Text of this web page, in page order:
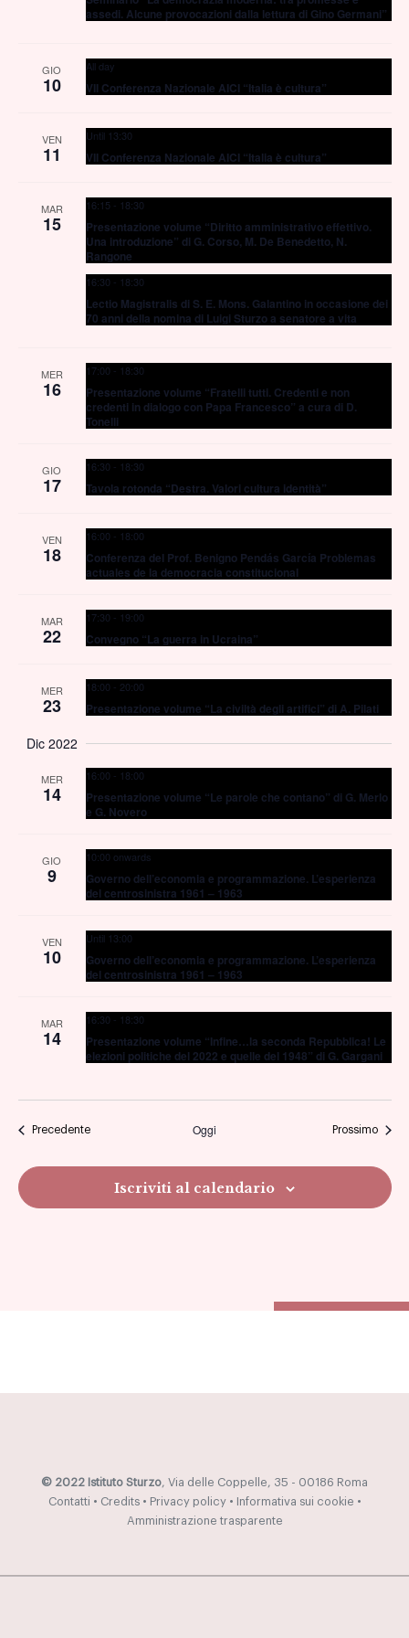
assedi. Alcune provocazioni dalla lettura di Gino Germani”
GIO
10
All day
VII Conferenza Nazionale AICI “Italia è cultura”
VEN
11
Until 13:30
VII Conferenza Nazionale AICI “Italia è cultura”
MAR
15
16:15 - 18:30
Presentazione volume “Diritto amministrativo effettivo.
Una introduzione” di G. Corso, M. De Benedetto, N.
Rangone
16:30 - 18:30
Lectio Magistralis di S. E. Mons. Galantino in occasione dei
70 anni della nomina di Luigi Sturzo a senatore a vita
MER
16
17:00 - 18:30
Presentazione volume “Fratelli tutti. Credenti e non
credenti in dialogo con Papa Francesco” a cura di D.
Tonelli
GIO
17
16:30 - 18:30
Tavola rotonda “Destra. Valori cultura identità”
VEN
18
16:00 - 18:00
Conferenza del Prof. Benigno Pendás García Problemas
actuales de la democracia constitucional
MAR
22
17:30 - 19:00
Convegno “La guerra in Ucraina”
MER
23
18:00 - 20:00
Presentazione volume “La civiltà degli artifici” di A. Pilati
Dic 2022
MER
14
16:00 - 18:00
Presentazione volume “Le parole che contano” di G. Merlo
e G. Novero
GIO
9
10:00 onwards
Governo dell’economia e programmazione. L’esperienza
del centrosinistra 1961 – 1963
VEN
10
Until 13:00
Governo dell’economia e programmazione. L’esperienza
del centrosinistra 1961 – 1963
MAR
14
16:30 - 18:30
Presentazione volume “Infine…la seconda Repubblica! Le
elezioni politiche del 2022 e quelle del 1948” di G. Gargani
PrecedenteEventi Oggi ProssimoEventi
Iscriviti al calendario
© 2022 Istituto Sturzo, Via delle Coppelle, 35 - 00186 Roma
Contatti • Credits• Privacy policy• Informativa sui cookie •
Amministrazione trasparente